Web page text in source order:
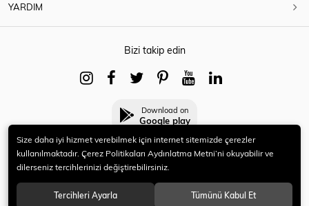
YARDIM
Bizi takip edin
Download on
Google play
© 2021 HERYENİ. Tüm hakları saklıdır.
Size daha iyi hizmet verebilmek için internet sitemizde çerezler
kullanılmaktadır. Çerez Politikaları Aydınlatma Metni’ni okuyabilir ve
dilerseniz tercihlerinizi değiştirebilirsiniz.
Tercihleri Ayarla Tümünü Kabul Et